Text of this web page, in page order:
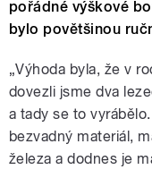
pořádné výškové
bylo povětšinou
„Výhoda byla, že v
dovezli jsme dva
a tady se to
bezvadný materiál,
železa a dodnes je